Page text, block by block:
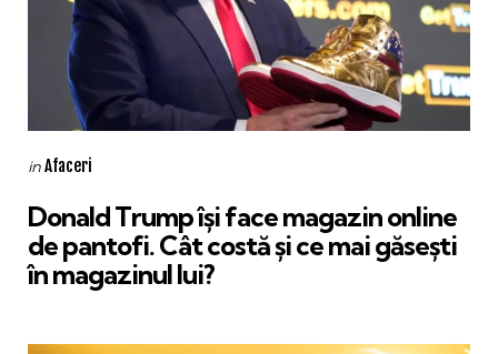
Categories
Posted
inAfaceri
Donald Trump își face magazin online
de pantofi. Cât costă și ce mai găsești
în magazinul lui?